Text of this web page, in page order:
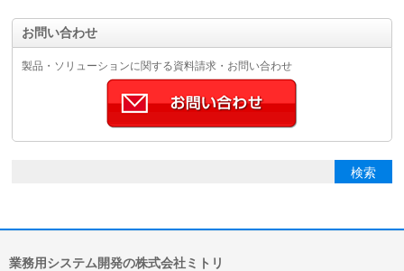
お問い合わせ
製品・ソリューションに関する資料請求・お問い合わせ
業務用システム開発の株式会社ミトリ